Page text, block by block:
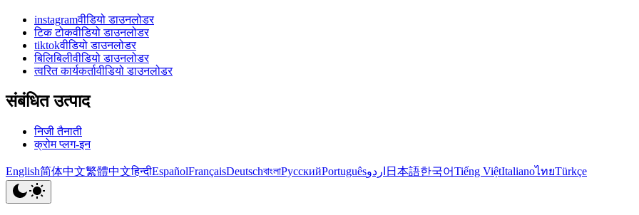
instagramवीडियो डाउनलोडर
टिक टोकवीडियो डाउनलोडर
tiktokवीडियो डाउनलोडर
बिलिबिलीवीडियो डाउनलोडर
त्वरित कार्यकर्तावीडियो डाउनलोडर
संबंधित उत्पाद
निजी तैनाती
क्रोम प्लग-इन
English简体中文繁體中文हिन्दीEspañolFrançaisDeutschবাংলাРусскийPortuguêsاردو 日本語한국어Tiếng ViệtItalianoไทยTürkçe